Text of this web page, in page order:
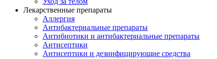
Лекарственные препараты
Аллергия
Антибактериальные препараты
Антибиотики и антибактериальные препараты
Антисептики
Антисептики и дезинфицирующие средства